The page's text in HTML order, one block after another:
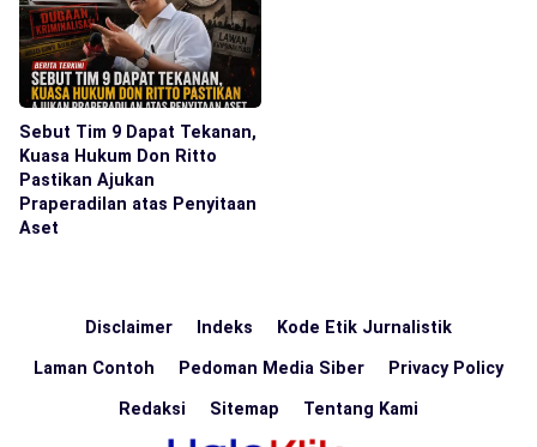
Sebut Tim 9 Dapat Tekanan,
Kuasa Hukum Don Ritto
Pastikan Ajukan
Praperadilan atas Penyitaan
Aset
Disclaimer Indeks Kode Etik Jurnalistik
Laman Contoh Pedoman Media Siber Privacy Policy
Redaksi Sitemap Tentang Kami